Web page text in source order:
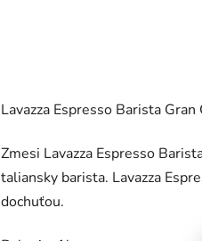
Lavazza Espresso Barista
Zmesi Lavazza Espresso
taliansky barista. Lavazza
dochuťou.